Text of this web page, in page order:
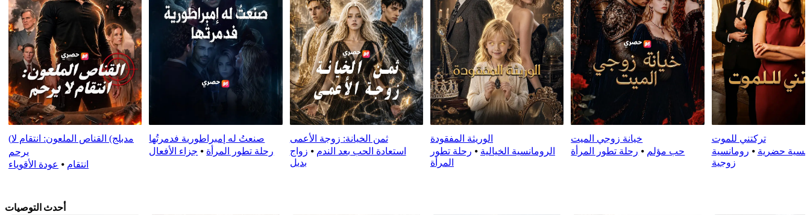
(مدبلج) القناص الملعون: انتقام لا
يرحم
انتقام ⦁ عودة الأقوياء
صنعتُ له إمبراطورية فدمرتُها
رحلة تطور المرأة ⦁ جزاء الأفعال
ثمن الخيانة: زوجة الأعمى
استعادة الحب بعد الندم ⦁ زواج
بديل
الوريثة المفقودة
الرومانسية الخيالية ⦁ رحلة تطور
المرأة
خيانة زوجي الميت
حب مؤلم ⦁ رحلة تطور المرأة
تركتني للموت
حضرية ⦁ رومانسية
زوجية
أحدث التوصيات